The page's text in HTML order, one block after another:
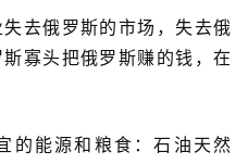
去俄罗斯的市场，失去俄
寡头把俄罗斯赚的钱，在
的能源和粮食：石油天然